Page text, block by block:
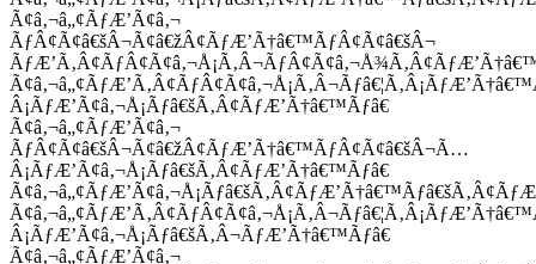
Ã¢â‚¬â„¢ÃƒÆ’Ã¢â‚¬
ÃƒÂ¢Ã¢â€šÂ¬Ã¢â€žÂ¢ÃƒÆ’Ã†â€™ÃƒÂ¢Ã¢â€šÂ¬
Â¡ÃƒÆ’Ã¢â‚¬Å¡Ãƒâ€šÃ‚Â¢ÃƒÆ’Ã†â€™Ãƒâ€
Ã¢â‚¬â„¢ÃƒÆ’Ã¢â‚¬
ÃƒÂ¢Ã¢â€šÂ¬Ã¢â€žÂ¢ÃƒÆ’Ã†â€™ÃƒÂ¢Ã¢â€šÂ¬Ã…
Â¡ÃƒÆ’Ã¢â‚¬Å¡Ãƒâ€šÃ‚Â¢ÃƒÆ’Ã†â€™Ãƒâ€
Â¡ÃƒÆ’Ã¢â‚¬Å¡Ãƒâ€šÃ‚Â¬ÃƒÆ’Ã†â€™Ãƒâ€
Ã¢â‚¬â„¢ÃƒÆ’Ã¢â‚¬